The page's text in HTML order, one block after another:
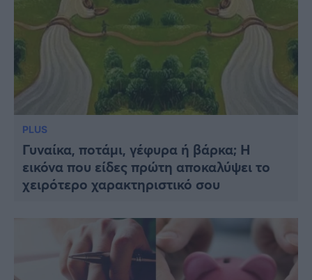
PLUS
Γυναίκα, ποτάμι, γέφυρα ή βάρκα; Η
εικόνα που είδες πρώτη αποκαλύψει το
χειρότερο χαρακτηριστικό σου